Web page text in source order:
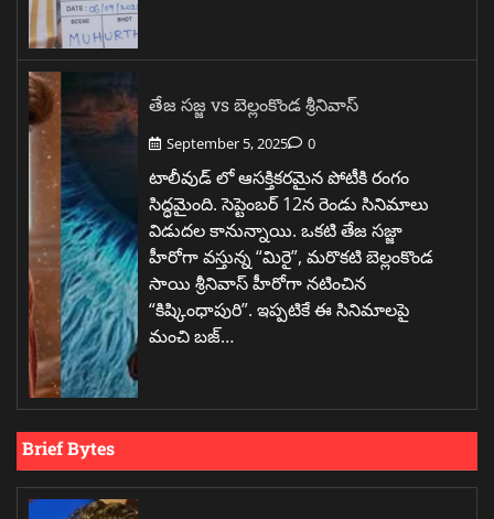
తేజ సజ్జ vs బెల్లంకొండ శ్రీనివాస్
September 5, 2025 0
టాలీవుడ్ లో ఆసక్తికరమైన పోటీకి రంగం
సిద్ధమైంది. సెప్టెంబర్ 12న రెండు సినిమాలు
విడుదల కానున్నాయి. ఒకటి తేజ సజ్జా
హీరోగా వస్తున్న “మిరై”, మరొకటి బెల్లంకొండ
సాయి శ్రీనివాస్ హీరోగా నటించిన
“కిష్కింధాపురి”. ఇప్పటికే ఈ సినిమాలపై
మంచి బజ్…
Brief Bytes